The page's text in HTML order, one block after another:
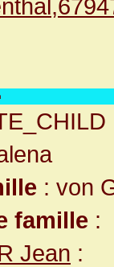
: von
famille :
Jean :